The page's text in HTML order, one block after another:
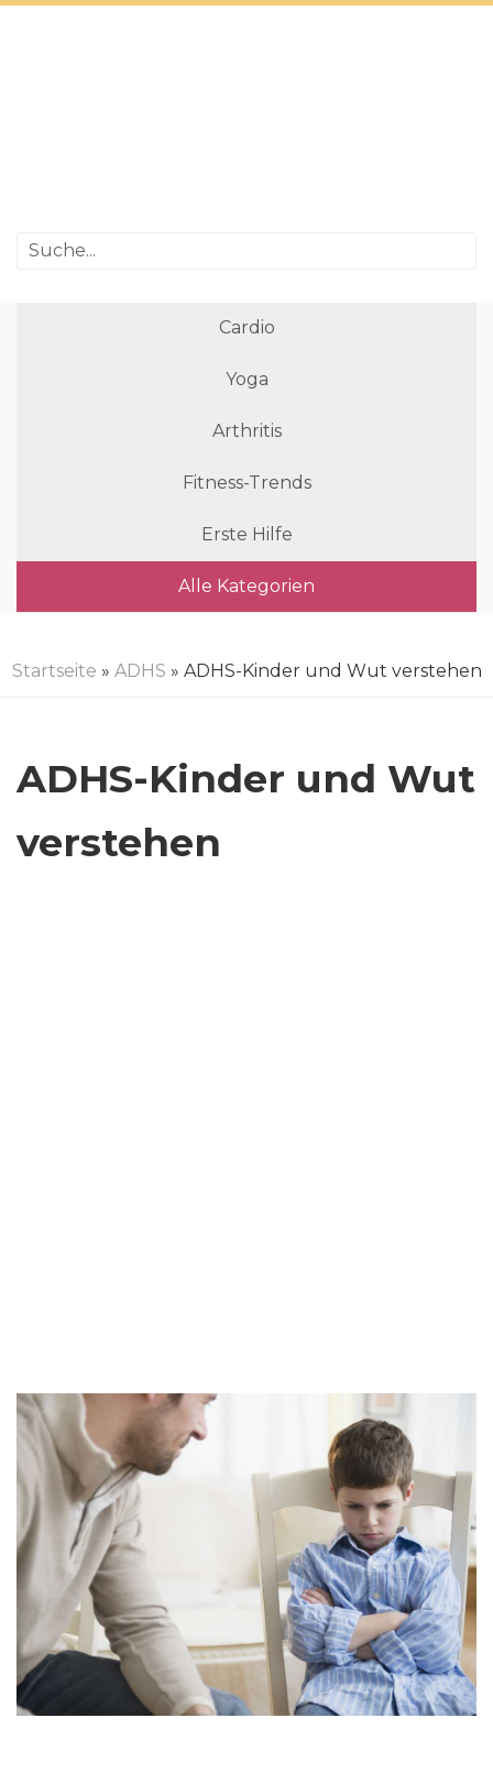
Cardio
Yoga
Arthritis
Fitness-Trends
Erste Hilfe
Alle Kategorien
Startseite » ADHS » ADHS-Kinder und Wut verstehen
ADHS-Kinder und Wut
verstehen